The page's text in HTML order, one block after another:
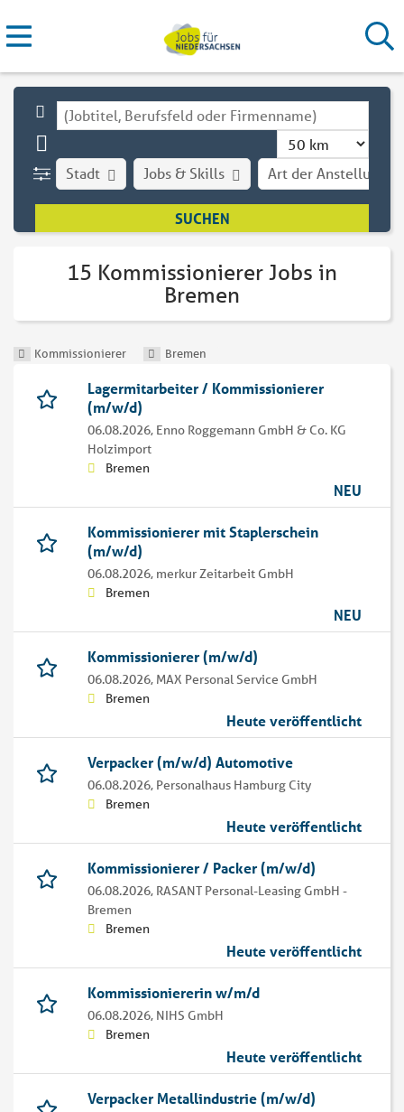
Stadt Art der Anstellung
Jobs & Skills
15 Kommissionierer Jobs in
Bremen
Kommissionierer Bremen
Lagermitarbeiter / Kommissionierer
(m/w/d)
06.08.2026, Enno Roggemann GmbH & Co. KG
Holzimport
Bremen
NEU
Kommissionierer mit Staplerschein
(m/w/d)
06.08.2026, merkur Zeitarbeit GmbH
Bremen
NEU
Kommissionierer (m/w/d)
06.08.2026, MAX Personal Service GmbH
Bremen
Heute veröffentlicht
Verpacker (m/w/d) Automotive
06.08.2026, Personalhaus Hamburg City
Bremen
Heute veröffentlicht
Kommissionierer / Packer (m/w/d)
06.08.2026, RASANT Personal-Leasing GmbH -
Bremen
Bremen
Heute veröffentlicht
Kommissioniererin w/m/d
06.08.2026, NIHS GmbH
Bremen
Heute veröffentlicht
Verpacker Metallindustrie (m/w/d)